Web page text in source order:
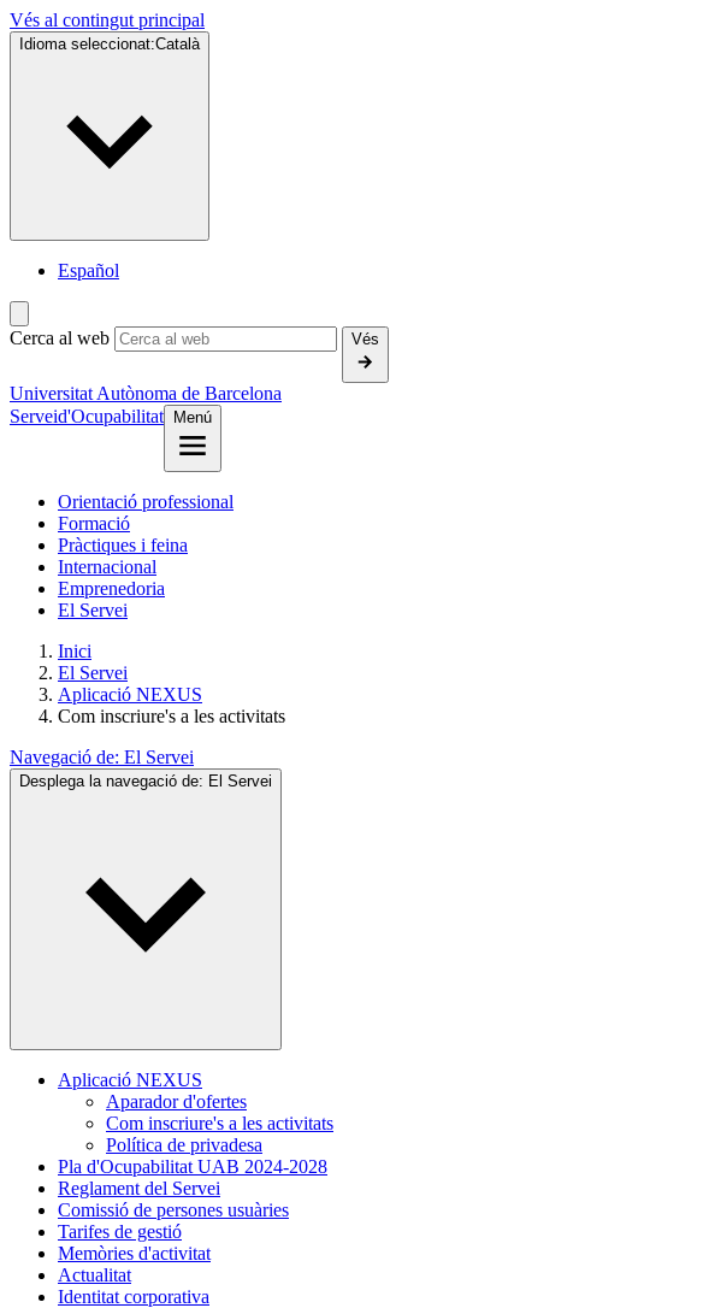
Vés al contingut principal
Idioma seleccionat:Català
Español
Cerca al web Vés
Universitat Autònoma de Barcelona
Serveid'Ocupabilitat Menú
Orientació professional
Formació
Pràctiques i feina
Internacional
Emprenedoria
El Servei
Inici
El Servei
Aplicació NEXUS
Com inscriure's a les activitats
Navegació de: El Servei
Desplega la navegació de: El Servei
Aplicació NEXUS
Aparador d'ofertes
Com inscriure's a les activitats
Política de privadesa
Pla d'Ocupabilitat UAB 2024-2028
Reglament del Servei
Comissió de persones usuàries
Tarifes de gestió
Memòries d'activitat
Actualitat
Identitat corporativa